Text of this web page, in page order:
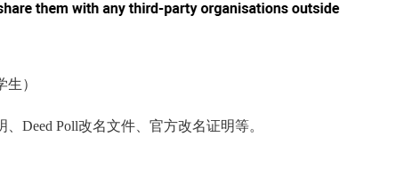
）
Deed Poll改名文件、官方改名证明等。